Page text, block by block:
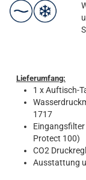
Lieferumfang:
1 x Auftisch-
1717
Eingangsfilter
Protect 100)
CO2
Ausstattung